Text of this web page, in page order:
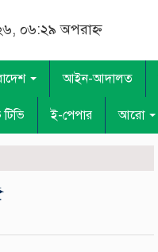
০৬:২৯ অপরাহ্ন
আইন-আদালত
ই-পেপার আরো